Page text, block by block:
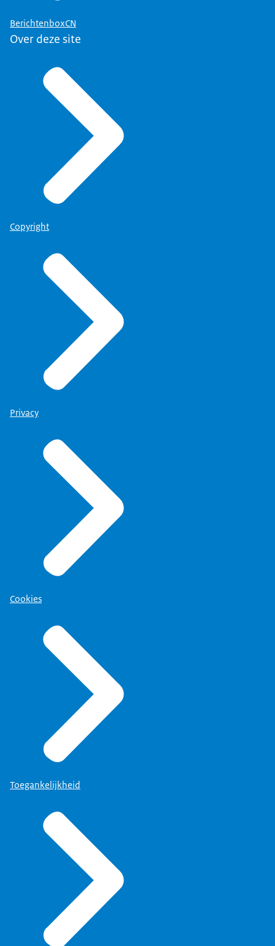
BerichtenboxCN
Over deze site
Copyright
Privacy
Cookies
Toegankelijkheid